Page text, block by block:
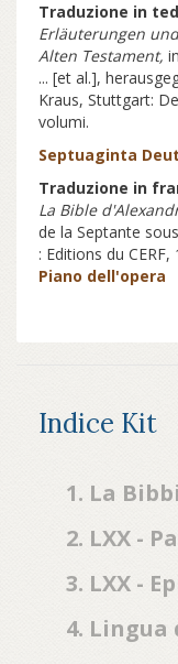
Traduzione in
Erläuterungen
Alten Testament,
... [et al.],
Kraus, Stuttgart:
volumi.
Septuaginta
Traduzione in
La Bible
de la Septante
: Editions du CERF,
Piano dell'opera
Indice Kit
2. LXX -